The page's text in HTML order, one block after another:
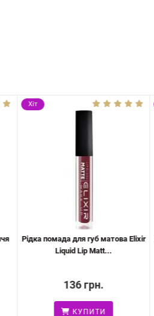
Хіт
Рідка помада для губ матова Elixir
Liquid Lip Matt...
136 грн.
КУПИТИ